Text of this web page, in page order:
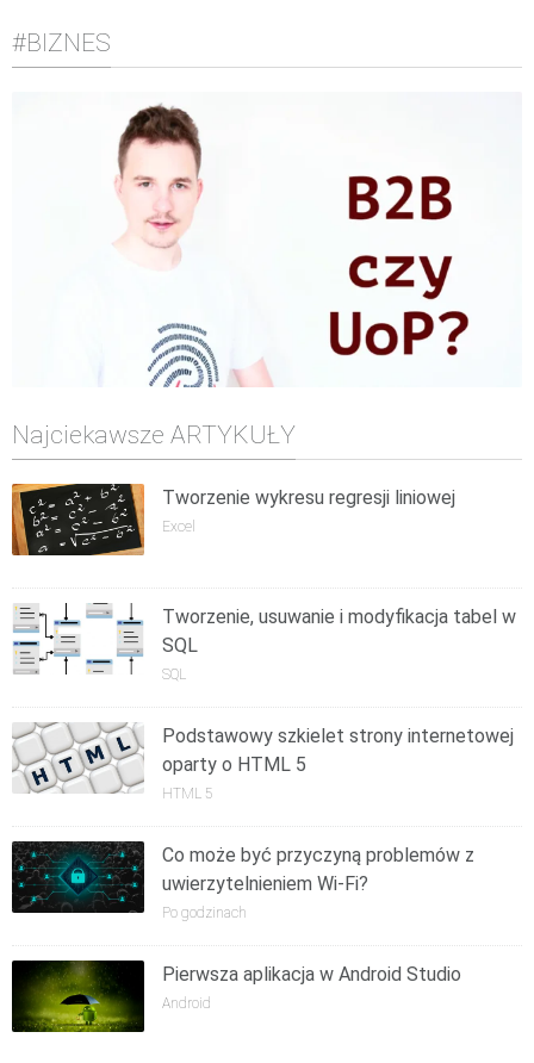
#BIZNES
Najciekawsze ARTYKUŁY
Tworzenie wykresu regresji liniowej
Excel
Tworzenie, usuwanie i modyfikacja tabel w
SQL
SQL
Podstawowy szkielet strony internetowej
oparty o HTML 5
HTML 5
Co może być przyczyną problemów z
uwierzytelnieniem Wi-Fi?
Po godzinach
Pierwsza aplikacja w Android Studio
Android